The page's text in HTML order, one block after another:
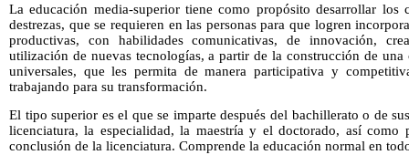
La educación media-superior tiene como propósito desarrollar los
destrezas, que se requieren en las personas para que logren
productivas, con habilidades comunicativas, de innovación,
utilización de nuevas tecnologías, a partir de la construcción de
universales, que les permita de manera participativa y
trabajando para su transformación.
El tipo superior es el que se imparte después del bachillerato o de
licenciatura, la especialidad, la maestría y el doctorado, así como
conclusión de la licenciatura. Comprende la educación normal en